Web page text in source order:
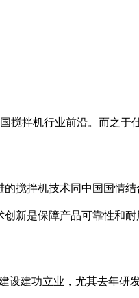
拌机行业前沿。而之于
搅拌机技术同中国国情结
新是保障产品可靠性和
建功立业，尤其去年研